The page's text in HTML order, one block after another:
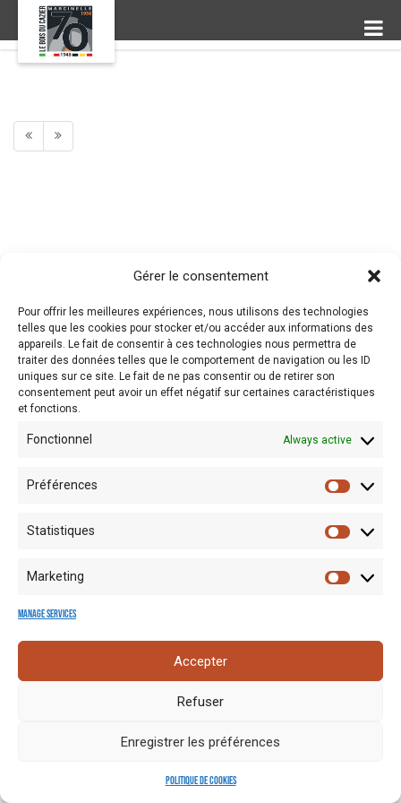
Gérer le consentement
Pour offrir les meilleures expériences, nous utilisons des technologies
telles que les cookies pour stocker et/ou accéder aux informations des
appareils. Le fait de consentir à ces technologies nous permettra de
traiter des données telles que le comportement de navigation ou les ID
uniques sur ce site. Le fait de ne pas consentir ou de retirer son
consentement peut avoir un effet négatif sur certaines caractéristiques
et fonctions.
Fonctionnel Always active
Préférences
Statistiques
Marketing
Manage services
Accepter
Refuser
Enregistrer les préférences
Politique de cookies
Mentions
Espace
presse